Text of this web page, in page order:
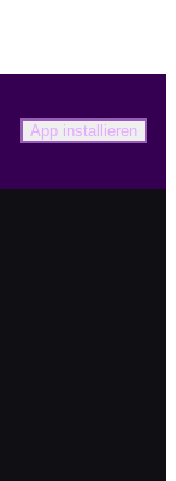
App installieren